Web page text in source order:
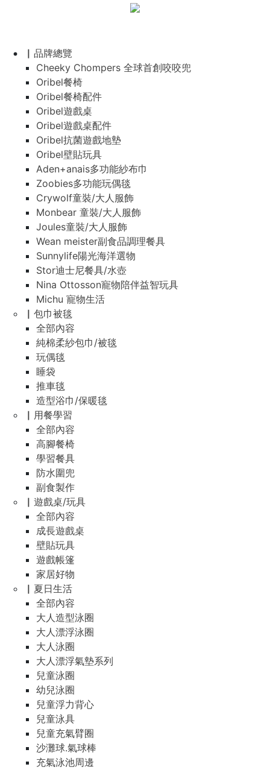
▏品牌總覽
Cheeky Chompers 全球首創咬咬兜
Oribel餐椅
Oribel餐椅配件
Oribel遊戲桌
Oribel遊戲桌配件
Oribel抗菌遊戲地墊
Oribel壁貼玩具
Aden+anais多功能紗布巾
Zoobies多功能玩偶毯
Crywolf童裝/大人服飾
Monbear 童裝/大人服飾
Joules童裝/大人服飾
Wean meister副食品調理餐具
Sunnylife陽光海洋選物
Stor迪士尼餐具/水壺
Nina Ottosson寵物陪伴益智玩具
Michu 寵物生活
▏包巾被毯
全部內容
純棉柔紗包巾/被毯
玩偶毯
睡袋
推車毯
造型浴巾/保暖毯
▏用餐學習
全部內容
高腳餐椅
學習餐具
防水圍兜
副食製作
▏遊戲桌/玩具
全部內容
成長遊戲桌
壁貼玩具
遊戲帳篷
家居好物
▏夏日生活
全部內容
大人造型泳圈
大人漂浮泳圈
大人泳圈
大人漂浮氣墊系列
兒童泳圈
幼兒泳圈
兒童浮力背心
兒童泳具
兒童充氣臂圈
沙灘球.氣球棒
充氣泳池周邊